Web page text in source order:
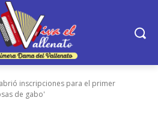
inscripciones para el primer
de gabo'